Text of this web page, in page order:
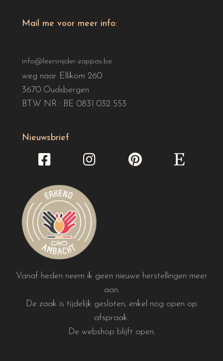
Mail me voor meer info:
info@leersnijder-zappas.be
weg naar Ellikom 260
3670 Oudsbergen
BTW NR : BE 0831 032 553
Nieuwsbrief
Vanaf heden neem ik geen nieuwe herstellingen meer
aan.
De zaak is tijdelijk gesloten, enkel nog open op
afspraak.
De webshop blijft open.